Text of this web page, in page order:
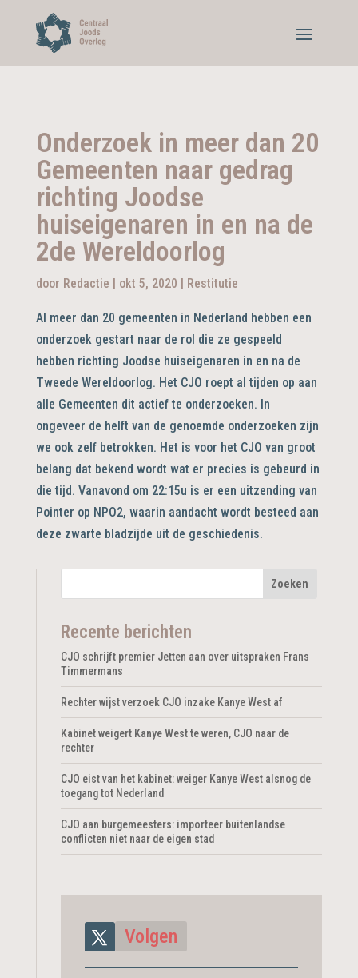
Onderzoek in meer dan 20
Gemeenten naar gedrag
richting Joodse
huiseigenaren in en na de
2de Wereldoorlog
door Redactie | okt 5, 2020 | Restitutie
Al meer dan 20 gemeenten in Nederland hebben een
onderzoek gestart naar de rol die ze gespeeld
hebben richting Joodse huiseigenaren in en na de
Tweede Wereldoorlog. Het CJO roept al tijden op aan
alle Gemeenten dit actief te onderzoeken. In
ongeveer de helft van de genoemde onderzoeken zijn
we ook zelf betrokken. Het is voor het CJO van groot
belang dat bekend wordt wat er precies is gebeurd in
die tijd. Vanavond om 22:15u is er een uitzending van
Pointer op NPO2, waarin aandacht wordt besteed aan
deze zwarte bladzijde uit de geschiedenis.
Recente berichten
CJO schrijft premier Jetten aan over uitspraken Frans
Timmermans
Rechter wijst verzoek CJO inzake Kanye West af
Kabinet weigert Kanye West te weren, CJO naar de
rechter
CJO eist van het kabinet: weiger Kanye West alsnog de
toegang tot Nederland
CJO aan burgemeesters: importeer buitenlandse
conflicten niet naar de eigen stad
Volgen